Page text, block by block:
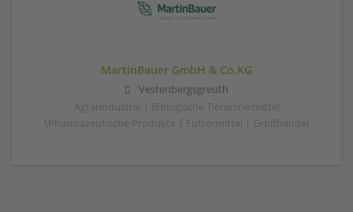
MartinBauer GmbH & Co.KG
Vestenbergsgreuth
Agrarindustrie | Biologische Tierarzneimittel
\Pharmazeutische Produkte | Futtermittel | Großhandel